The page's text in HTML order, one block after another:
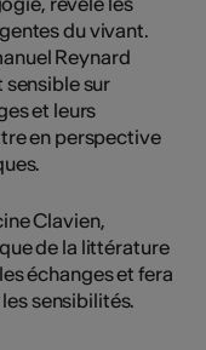
du vivant.
Reynard
sur
et leurs
en perspective
Clavien,
de la littérature
échanges et fera
sensibilités.